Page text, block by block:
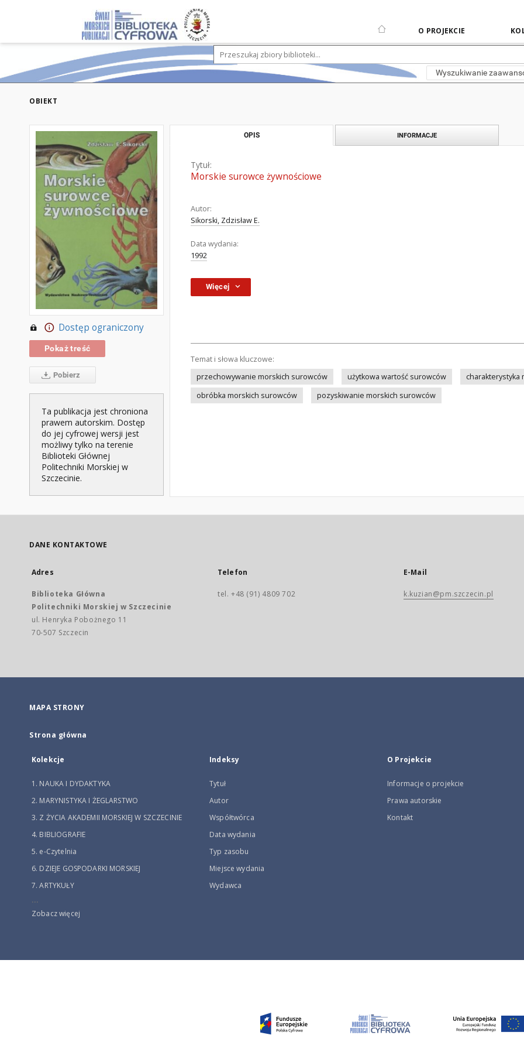
O PROJEKCIE
Wyszukiwanie
OBIEKT
Dostęp ograniczony
Pokaż treść
Pobierz
Ta publikacja jest chroniona
prawem autorskim. Dostęp
do jej cyfrowej wersji jest
możliwy tylko na terenie
Biblioteki Głównej
Politechniki Morskiej w
Szczecinie.
OPIS INFORMACJE
Tytuł:
Morskie surowce żywnościowe
Autor:
Sikorski, Zdzisław E.
Data wydania:
1992
Więcej
Temat i słowa kluczowe:
przechowywanie morskich surowców
użytkowa wartość surowców
charakterystyka
obróbka morskich surowców
pozyskiwanie morskich surowców
DANE KONTAKTOWE
Adres
Biblioteka Główna
Politechniki Morskiej w Szczecinie
ul. Henryka Pobożnego 11
70-507 Szczecin
Telefon
tel. +48 (91) 4809 702
E-Mail
k.kuzian@pm.szczecin.pl
MAPA STRONY
Strona główna
Kolekcje
1. NAUKA I DYDAKTYKA
2. MARYNISTYKA I ŻEGLARSTWO
3. Z ŻYCIA AKADEMII MORSKIEJ W SZCZECINIE
4. BIBLIOGRAFIE
5. e-Czytelnia
6. DZIEJE GOSPODARKI MORSKIEJ
7. ARTYKUŁY
...
Zobacz więcej
Indeksy
Tytuł
Autor
Współtwórca
Data wydania
Typ zasobu
Miejsce wydania
Wydawca
O Projekcie
Informacje o projekcie
Prawa autorskie
Kontakt